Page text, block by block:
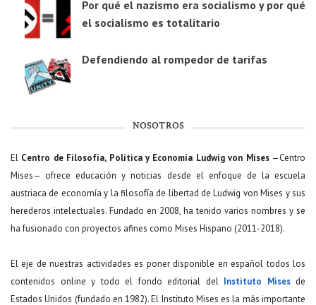
Por qué el nazismo era socialismo y por qué
el socialismo es totalitario
Defendiendo al rompedor de tarifas
NOSOTROS
El Centro de Filosofía, Política y Economía Ludwig von Mises—Centro
Mises— ofrece educación y noticias desde el enfoque de la escuela
austriaca de economía y la filosofía de libertad de Ludwig von Mises y sus
herederos intelectuales. Fundado en 2008, ha tenido varios nombres y se
ha fusionado con proyectos afines como Mises Hispano (2011-2018).
El eje de nuestras actividades es poner disponible en español todos los
contenidos online y todo el fondo editorial del Instituto Misesde
Estados Unidos (fundado en 1982). El Instituto Mises es la más importante